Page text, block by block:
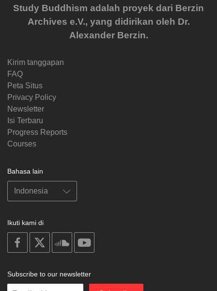
Study Buddhism adalah proyek dari Berzin
Archives e.V., yang didirikan oleh Dr.
Alexander Berzin.
Kirim tanggapan
FAQ
Peta Situs
Privacy Policy
Newsletter
Isi Terbaru
Progress Reports
Courses
Bahasa lain
Ikuti kami di
on
facebook
soundcloud
Subscribe to our newsletter
Enter